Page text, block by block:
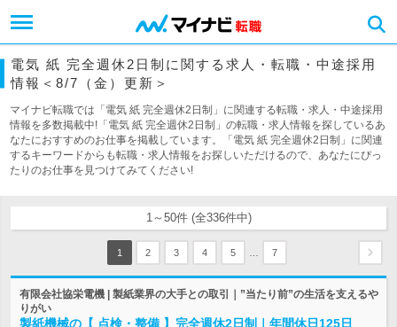
電気 紙 完全週休2日制に関する求人・転職・中途採用
情報＜8/7（金）更新＞
マイナビ転職では「電気 紙 完全週休2日制」に関連する転職・求人・中途採用
情報を多数掲載中!「電気 紙 完全週休2日制」の転職・求人情報を探しているあ
なたにおすすめのお仕事を掲載しています。「電気 紙 完全週休2日制」に関連
するキーワードからも転職・求人情報をお探しいただけるので、あなたにぴっ
たりのお仕事を見つけてみてください!
1～50件 (全336件中)
1 2 3 4 5 7
有限会社協栄電機 | 製紙業界の大手との取引｜”当たり前”の生活を支えるや
りがい
製紙機械の【 点検・整備 】完全週休2日制｜年間休日125日